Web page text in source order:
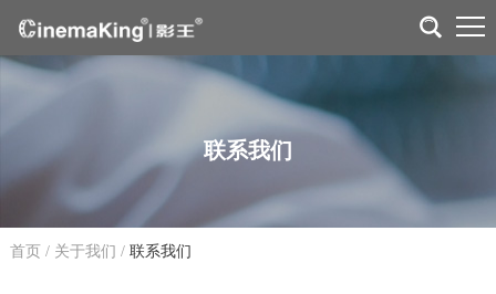
联系我们
首页 / 关于我们 / 联系我们